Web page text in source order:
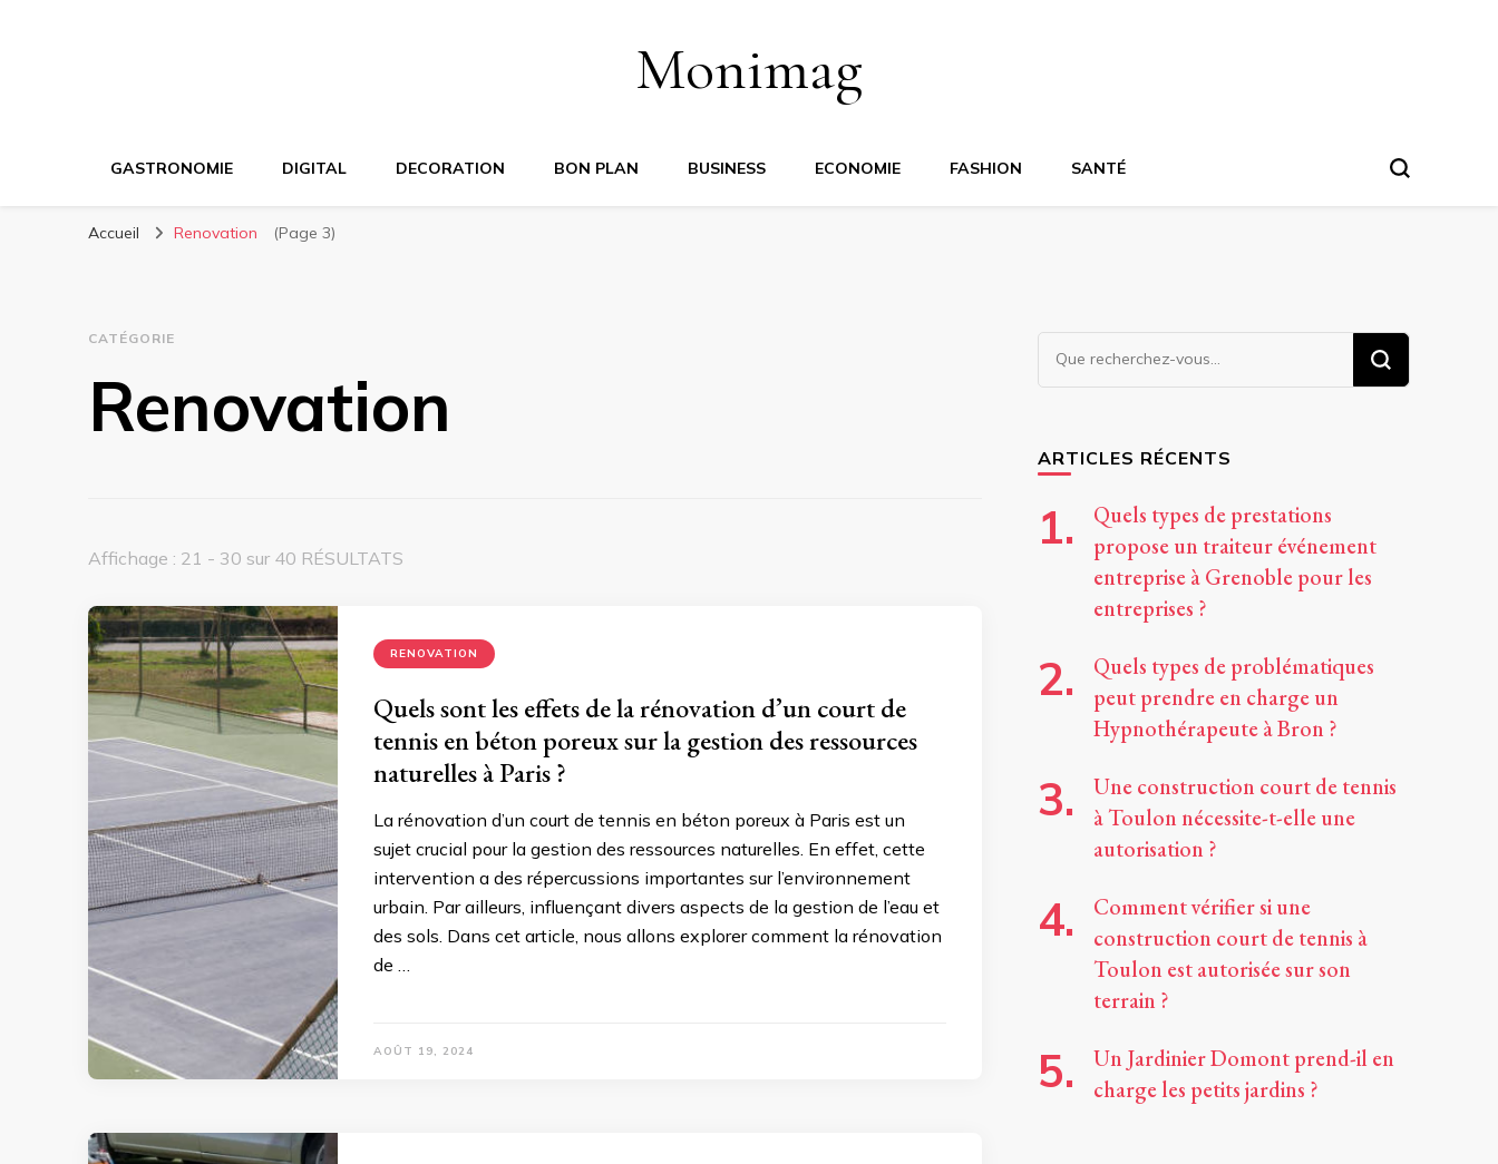
Monimag
GASTRONOMIE DIGITAL DECORATION BON PLAN BUSINESS ECONOMIE FASHION SANTÉ
Accueil Renovation (Page 3)
CATÉGORIE
Renovation
Affichage : 21 - 30 sur 40 RÉSULTATS
RENOVATION
Quels sont les effets de la rénovation d’un court de
tennis en béton poreux sur la gestion des ressources
naturelles à Paris ?
La rénovation d’un court de tennis en béton poreux à Paris est un
sujet crucial pour la gestion des ressources naturelles. En effet, cette
intervention a des répercussions importantes sur l’environnement
urbain. Par ailleurs, influençant divers aspects de la gestion de l’eau et
des sols. Dans cet article, nous allons explorer comment la rénovation
de …
AOÛT 19, 2024
Vous
recherchiez
ARTICLES RÉCENTS
Quels types de prestations
propose un traiteur événement
entreprise à Grenoble pour les
entreprises ?
Quels types de problématiques
peut prendre en charge un
Hypnothérapeute à Bron ?
Une construction court de tennis
à Toulon nécessite-t-elle une
autorisation ?
Comment vérifier si une
construction court de tennis à
Toulon est autorisée sur son
terrain ?
Un Jardinier Domont prend-il en
charge les petits jardins ?